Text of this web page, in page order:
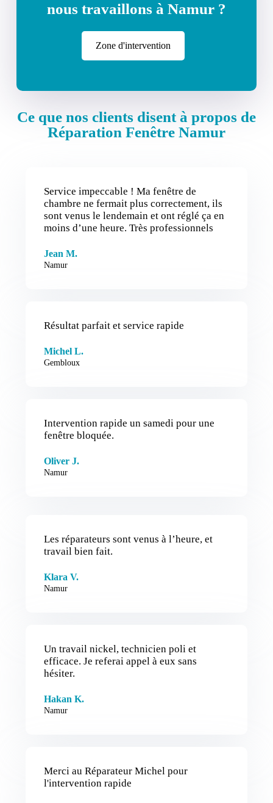
nous travaillons à Namur ?
Zone d'intervention
Ce que nos clients disent à propos de
Réparation Fenêtre Namur
Service impeccable ! Ma fenêtre de
chambre ne fermait plus correctement, ils
sont venus le lendemain et ont réglé ça en
moins d’une heure. Très professionnels
Jean M.
Namur
Résultat parfait et service rapide
Michel L.
Gembloux
Intervention rapide un samedi pour une
fenêtre bloquée.
Oliver J.
Namur
Les réparateurs sont venus à l’heure, et
travail bien fait.
Klara V.
Namur
Un travail nickel, technicien poli et
efficace. Je referai appel à eux sans
hésiter.
Hakan K.
Namur
Merci au Réparateur Michel pour
l'intervention rapide